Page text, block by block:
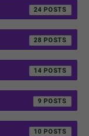
24
28
14
9
10